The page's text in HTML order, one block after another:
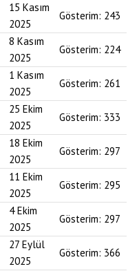
15 Kasım
2025
Gösterim: 243
8 Kasım
2025
Gösterim: 224
1 Kasım
2025
Gösterim: 261
25 Ekim
2025
Gösterim: 333
18 Ekim
2025
Gösterim: 297
11 Ekim
2025
Gösterim: 295
4 Ekim
2025
Gösterim: 297
27 Eylül
2025
Gösterim: 366